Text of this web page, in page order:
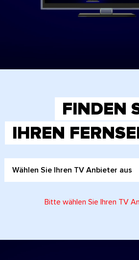
FINDEN
IHREN
Wählen Sie Ihren TV Anbieter aus
Bitte wählen Sie Ihren TV